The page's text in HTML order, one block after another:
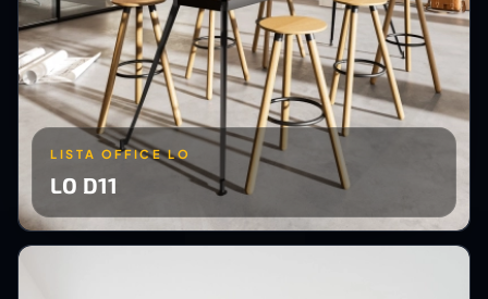
LISTA OFFICE LO
LO D11